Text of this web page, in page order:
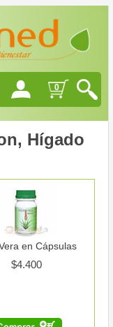
0
Hígado
en Cápsulas
$4.400